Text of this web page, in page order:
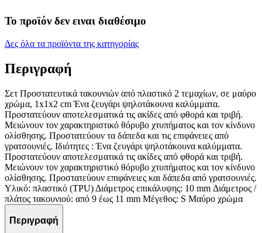
Το προϊόν δεν ειναι διαθέσιμο
Δες όλα τα προϊόντα της κατηγορίας
Περιγραφή
Σετ Προστατευτικά τακουνιών από πλαστικό 2 τεμαχίων, σε μαύρο
χρώμα, 1x1x2 cm Ένα ζευγάρι ψηλοτάκουνα καλύμματα.
Προστατεύουν αποτελεσματικά τις ακίδες από φθορά και τριβή.
Μειώνουν τον χαρακτηριστικό θόρυβο χτυπήματος και τον κίνδυνο
ολίσθησης. Προστατεύουν τα δάπεδα και τις επιφάνειες από
γρατσουνιές. Ιδιότητες : Ένα ζευγάρι ψηλοτάκουνα καλύμματα.
Προστατεύουν αποτελεσματικά τις ακίδες από φθορά και τριβή.
Μειώνουν τον χαρακτηριστικό θόρυβο χτυπήματος και τον κίνδυνο
ολίσθησης. Προστατεύουν επιφάνειες και δάπεδα από γρατσουνιές.
Υλικό: πλαστικό (TPU) Διάμετρος επικάλυψης: 10 mm Διάμετρος /
πλάτος τακουνιού: από 9 έως 11 mm Μέγεθος: S Μαύρο χρώμα
Περιγραφή